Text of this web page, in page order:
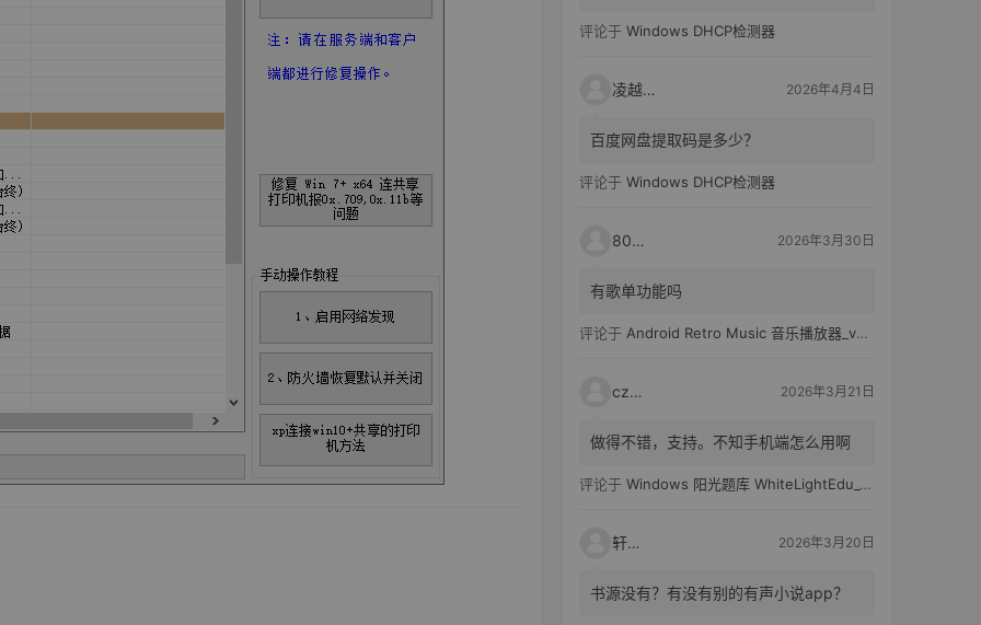
评论于 Windows DHCP检测器
凌越电子 2026年4月4日
百度网盘提取码是多少？
评论于 Windows DHCP检测器
80521 2026年3月30日
有歌单功能吗
评论于 Android Retro Music 音乐播放器_v6.6.0
czh7 2026年3月21日
做得不错，支持。不知手机端怎么用啊
评论于 Windows 阳光题库 WhiteLightEdu_v2.0.0
轩爸 2026年3月20日
书源没有？有没有别的有声小说app？